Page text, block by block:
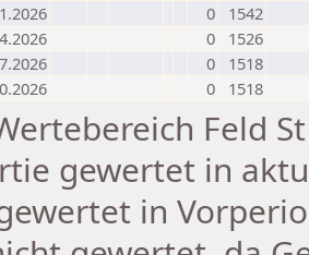
0
1542
0
1526
0
1518
0 1518
Feld
gewertet in
in